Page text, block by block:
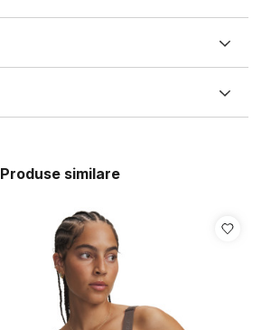
Produse similare